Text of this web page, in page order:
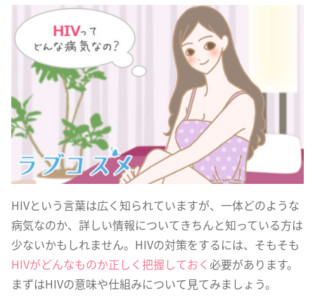
HIVという言葉は広く知られていますが、一体どのような
病気なのか、詳しい情報についてきちんと知っている方は
少ないかもしれません。HIVの対策をするには、そもそも
HIVがどんなものか正しく把握しておく必要があります。
まずはHIVの意味や仕組みについて見てみましょう。